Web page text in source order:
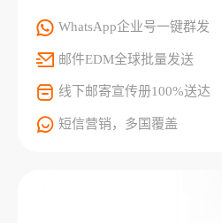
WhatsApp企业号一键群发
邮件EDM全球批量发送
线下邮寄宣传册100%送达
短信营销，多国覆盖